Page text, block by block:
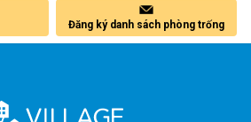
Đăng ký danh sách phòng trống